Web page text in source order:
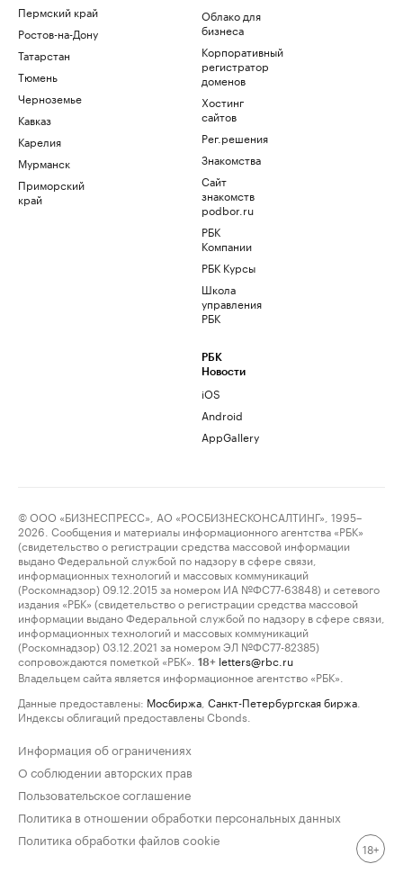
Пермский край
Ростов-на-Дону
Татарстан
Тюмень
Черноземье
Кавказ
Карелия
Мурманск
Приморский
край
Облако для
бизнеса
Корпоративный
регистратор
доменов
Хостинг
сайтов
Рег.решения
Знакомства
Сайт
знакомств
podbor.ru
РБК
Компании
РБК Курсы
Школа
управления
РБК
РБК
Новости
iOS
Android
AppGallery
© ООО «БИЗНЕСПРЕСС», АО «РОСБИЗНЕСКОНСАЛТИНГ», 1995–
2026. Сообщения и материалы информационного агентства «РБК»
(свидетельство о регистрации средства массовой информации
выдано Федеральной службой по надзору в сфере связи,
информационных технологий и массовых коммуникаций
(Роскомнадзор) 09.12.2015 за номером ИА №ФС77-63848) и сетевого
издания «РБК» (свидетельство о регистрации средства массовой
информации выдано Федеральной службой по надзору в сфере связи,
информационных технологий и массовых коммуникаций
(Роскомнадзор) 03.12.2021 за номером ЭЛ №ФС77-82385)
сопровождаются пометкой «РБК».
18+ letters@rbc.ru
Владельцем сайта является информационное агентство «РБК».
Данные предоставлены: Мосбиржа Санкт-Петербургская биржа
Индексы облигаций предоставлены Cbonds.
Информация об ограничениях
О соблюдении авторских прав
Пользовательское соглашение
Политика в отношении обработки персональных данных
Политика обработки файлов cookie
18+